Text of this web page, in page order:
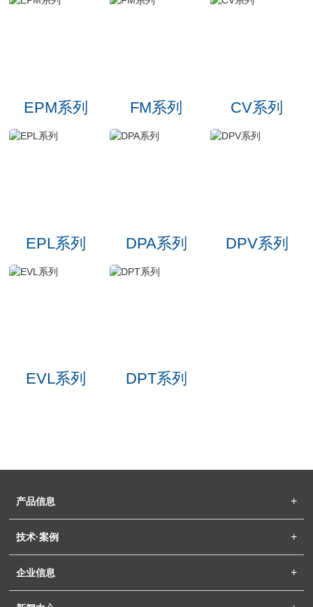
EPM系列 FM系列 CV系列
EPL系列 DPA系列 DPV系列
EVL系列 DPT系列
产品信息
技术·案例
企业信息